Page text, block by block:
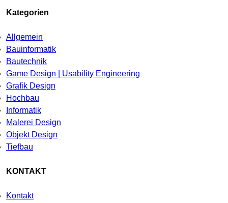
Kategorien
Allgemein
Bauinformatik
Bautechnik
Game Design | Usability Engineering
Grafik Design
Hochbau
Informatik
Malerei Design
Objekt Design
Tiefbau
KONTAKT
Kontakt